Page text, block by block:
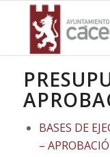
BASES DE
–